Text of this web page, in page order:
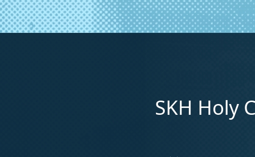
SKH Holy